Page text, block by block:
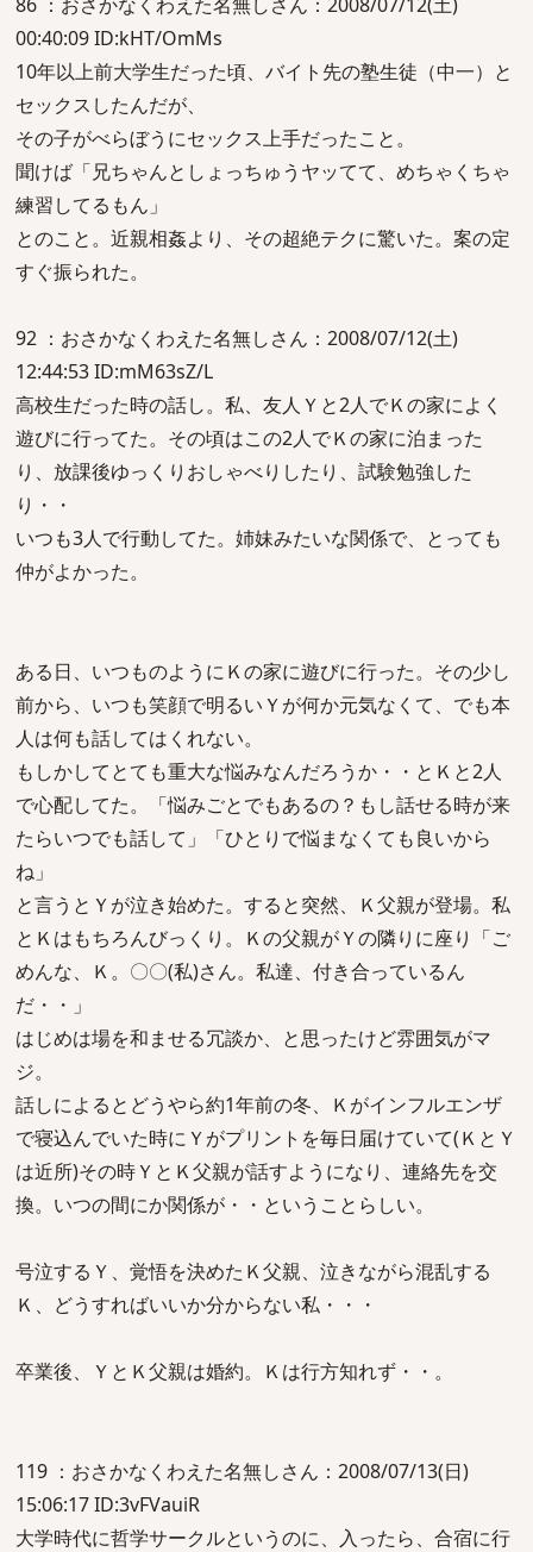
00:40:09 ID:kHT/OmMs
10年以上前大学生だった頃、バイト先の塾生徒（中一）と
セックスしたんだが、
その子がべらぼうにセックス上手だったこと。
聞けば「兄ちゃんとしょっちゅうヤッてて、めちゃくちゃ
練習してるもん」
とのこと。近親相姦より、その超絶テクに驚いた。案の定
すぐ振られた。
92 ：おさかなくわえた名無しさん：2008/07/12(土)
12:44:53 ID:mM63sZ/L
高校生だった時の話し。私、友人Ｙと2人でＫの家によく
遊びに行ってた。その頃はこの2人でＫの家に泊まった
り、放課後ゆっくりおしゃべりしたり、試験勉強した
り・・
いつも3人で行動してた。姉妹みたいな関係で、とっても
仲がよかった。
ある日、いつものようにＫの家に遊びに行った。その少し
前から、いつも笑顔で明るいＹが何か元気なくて、でも本
人は何も話してはくれない。
もしかしてとても重大な悩みなんだろうか・・とＫと2人
で心配してた。「悩みごとでもあるの？もし話せる時が来
たらいつでも話して」「ひとりで悩まなくても良いから
ね」
と言うとＹが泣き始めた。すると突然、Ｋ父親が登場。私
とＫはもちろんびっくり。Ｋの父親がＹの隣りに座り「ご
めんな、Ｋ。〇〇(私)さん。私達、付き合っているん
だ・・」
はじめは場を和ませる冗談か、と思ったけど雰囲気がマ
ジ。
話しによるとどうやら約1年前の冬、Ｋがインフルエンザ
で寝込んでいた時にＹがプリントを毎日届けていて(ＫとＹ
は近所)その時ＹとＫ父親が話すようになり、連絡先を交
換。いつの間にか関係が・・ということらしい。
号泣するＹ、覚悟を決めたＫ父親、泣きながら混乱する
Ｋ、どうすればいいか分からない私・・・
卒業後、ＹとＫ父親は婚約。Ｋは行方知れず・・。
119 ：おさかなくわえた名無しさん：2008/07/13(日)
15:06:17 ID:3vFVauiR
大学時代に哲学サークルというのに、入ったら、合宿に行